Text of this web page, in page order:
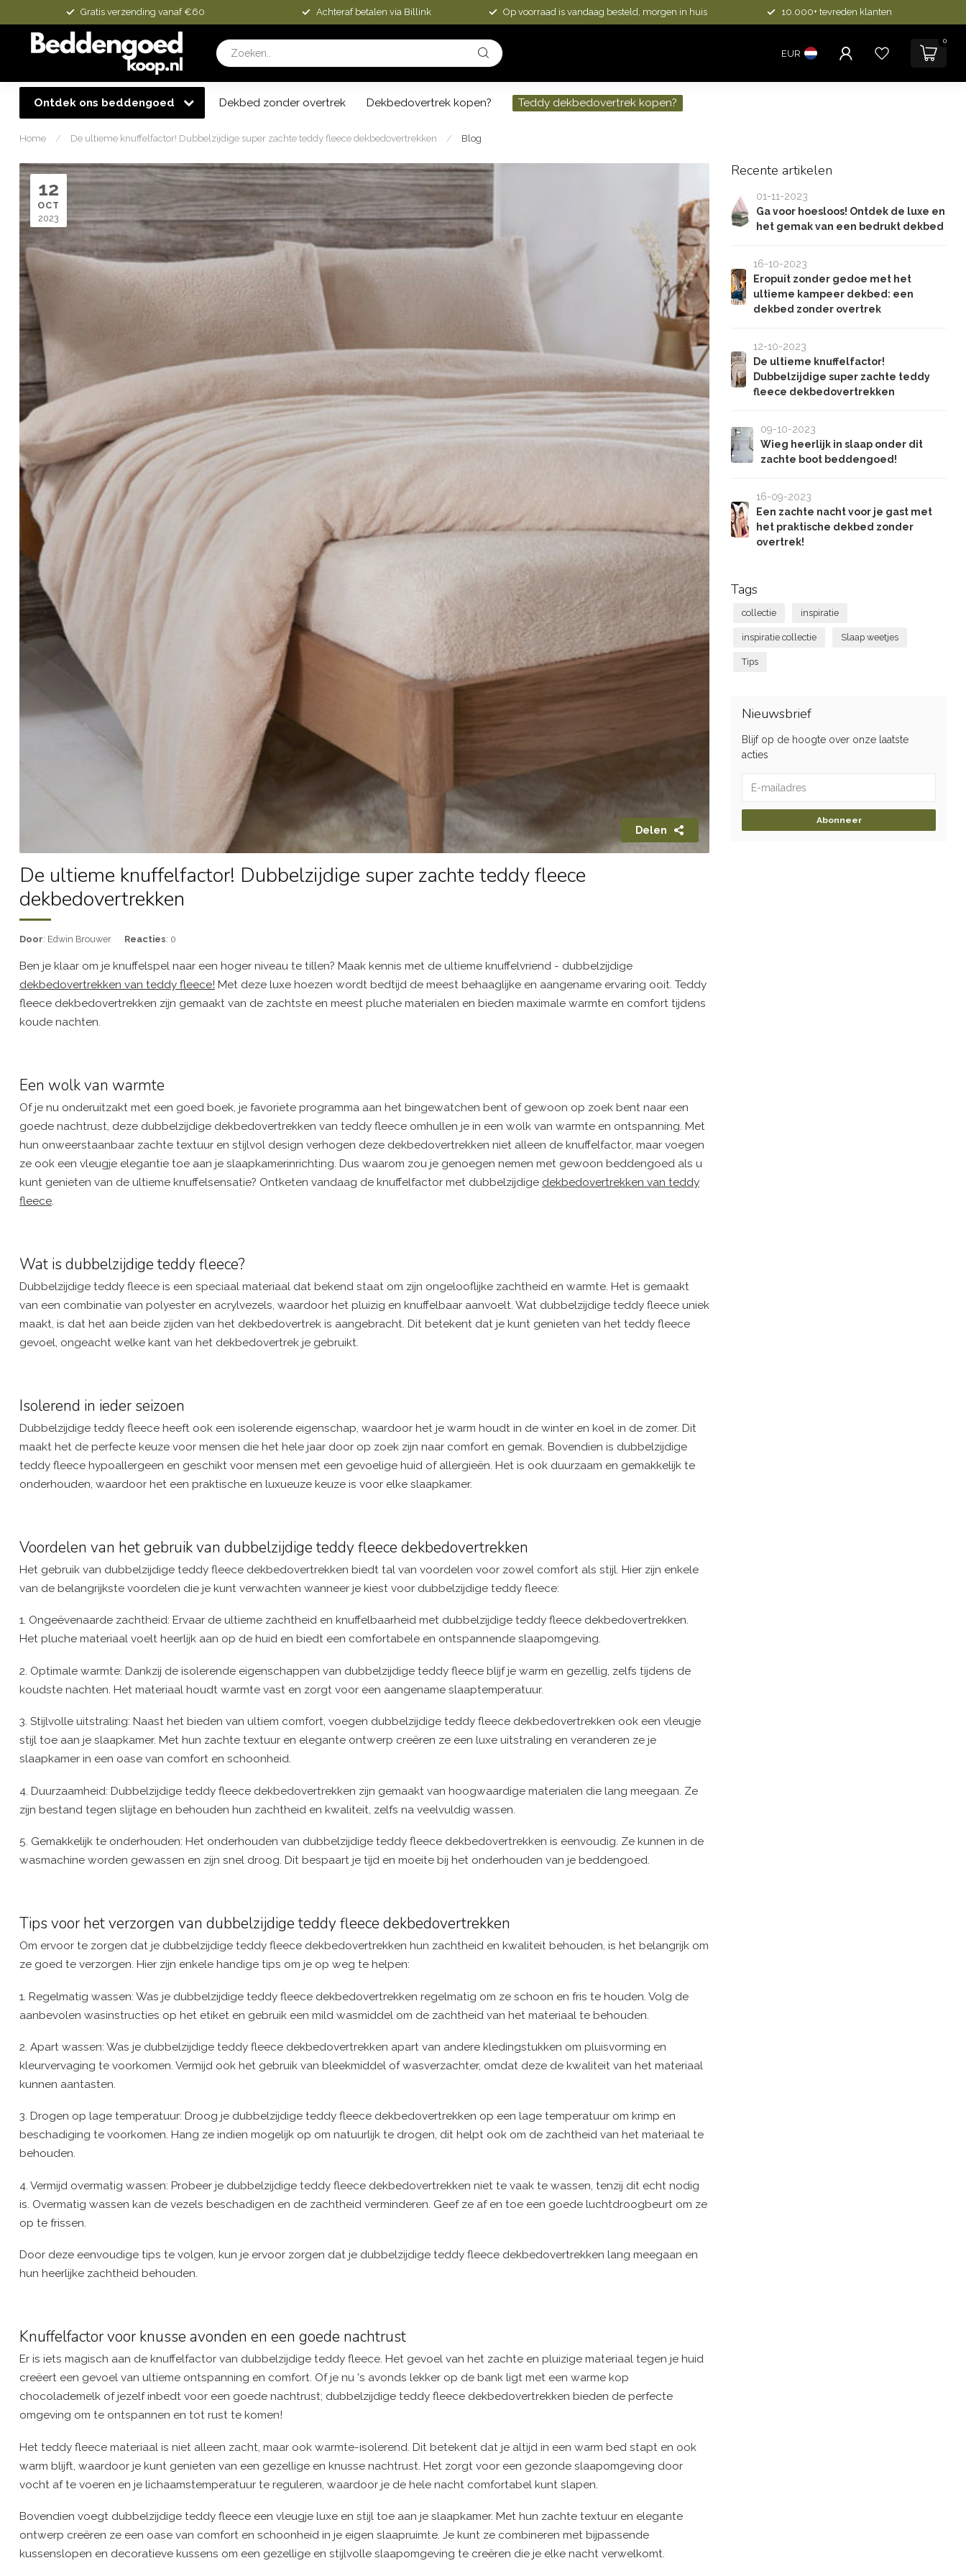
Gratis verzending vanaf €60 Achteraf betalen via Billink Op voorraad is vandaag besteld, morgen in huis 10.000+ tevreden klanten
EUR
0
Ontdek ons beddengoed Dekbed zonder overtrek Dekbedovertrek kopen? Teddy dekbedovertrek kopen?
Home / De ultieme knuffelfactor! Dubbelzijdige super zachte teddy fleece dekbedovertrekken / Blog
12
OCT
2023
Delen
De ultieme knuffelfactor! Dubbelzijdige super zachte teddy fleece
dekbedovertrekken
Door: Edwin Brouwer Reacties: 0
Ben je klaar om je knuffelspel naar een hoger niveau te tillen? Maak kennis met de ultieme knuffelvriend - dubbelzijdige
dekbedovertrekken van teddy fleece! Met deze luxe hoezen wordt bedtijd de meest behaaglijke en aangename ervaring ooit. Teddy
fleece dekbedovertrekken zijn gemaakt van de zachtste en meest pluche materialen en bieden maximale warmte en comfort tijdens
koude nachten.
Een wolk van warmte
Of je nu onderuitzakt met een goed boek, je favoriete programma aan het bingewatchen bent of gewoon op zoek bent naar een
goede nachtrust, deze dubbelzijdige dekbedovertrekken van teddy fleece omhullen je in een wolk van warmte en ontspanning. Met
hun onweerstaanbaar zachte textuur en stijlvol design verhogen deze dekbedovertrekken niet alleen de knuffelfactor, maar voegen
ze ook een vleugje elegantie toe aan je slaapkamerinrichting. Dus waarom zou je genoegen nemen met gewoon beddengoed als u
kunt genieten van de ultieme knuffelsensatie? Ontketen vandaag de knuffelfactor met dubbelzijdige dekbedovertrekken van teddy
fleece.
Wat is dubbelzijdige teddy fleece?
Dubbelzijdige teddy fleece is een speciaal materiaal dat bekend staat om zijn ongelooflijke zachtheid en warmte. Het is gemaakt
van een combinatie van polyester en acrylvezels, waardoor het pluizig en knuffelbaar aanvoelt. Wat dubbelzijdige teddy fleece uniek
maakt, is dat het aan beide zijden van het dekbedovertrek is aangebracht. Dit betekent dat je kunt genieten van het teddy fleece
gevoel, ongeacht welke kant van het dekbedovertrek je gebruikt.
Isolerend in ieder seizoen
Dubbelzijdige teddy fleece heeft ook een isolerende eigenschap, waardoor het je warm houdt in de winter en koel in de zomer. Dit
maakt het de perfecte keuze voor mensen die het hele jaar door op zoek zijn naar comfort en gemak. Bovendien is dubbelzijdige
teddy fleece hypoallergeen en geschikt voor mensen met een gevoelige huid of allergieën. Het is ook duurzaam en gemakkelijk te
onderhouden, waardoor het een praktische en luxueuze keuze is voor elke slaapkamer.
Voordelen van het gebruik van dubbelzijdige teddy fleece dekbedovertrekken
Het gebruik van dubbelzijdige teddy fleece dekbedovertrekken biedt tal van voordelen voor zowel comfort als stijl. Hier zijn enkele
van de belangrijkste voordelen die je kunt verwachten wanneer je kiest voor dubbelzijdige teddy fleece:
1. Ongeëvenaarde zachtheid: Ervaar de ultieme zachtheid en knuffelbaarheid met dubbelzijdige teddy fleece dekbedovertrekken.
Het pluche materiaal voelt heerlijk aan op de huid en biedt een comfortabele en ontspannende slaapomgeving.
2. Optimale warmte: Dankzij de isolerende eigenschappen van dubbelzijdige teddy fleece blijf je warm en gezellig, zelfs tijdens de
koudste nachten. Het materiaal houdt warmte vast en zorgt voor een aangename slaaptemperatuur.
3. Stijlvolle uitstraling: Naast het bieden van ultiem comfort, voegen dubbelzijdige teddy fleece dekbedovertrekken ook een vleugje
stijl toe aan je slaapkamer. Met hun zachte textuur en elegante ontwerp creëren ze een luxe uitstraling en veranderen ze je
slaapkamer in een oase van comfort en schoonheid.
4. Duurzaamheid: Dubbelzijdige teddy fleece dekbedovertrekken zijn gemaakt van hoogwaardige materialen die lang meegaan. Ze
zijn bestand tegen slijtage en behouden hun zachtheid en kwaliteit, zelfs na veelvuldig wassen.
5. Gemakkelijk te onderhouden: Het onderhouden van dubbelzijdige teddy fleece dekbedovertrekken is eenvoudig. Ze kunnen in de
wasmachine worden gewassen en zijn snel droog. Dit bespaart je tijd en moeite bij het onderhouden van je beddengoed.
Tips voor het verzorgen van dubbelzijdige teddy fleece dekbedovertrekken
Om ervoor te zorgen dat je dubbelzijdige teddy fleece dekbedovertrekken hun zachtheid en kwaliteit behouden, is het belangrijk om
ze goed te verzorgen. Hier zijn enkele handige tips om je op weg te helpen:
1. Regelmatig wassen: Was je dubbelzijdige teddy fleece dekbedovertrekken regelmatig om ze schoon en fris te houden. Volg de
aanbevolen wasinstructies op het etiket en gebruik een mild wasmiddel om de zachtheid van het materiaal te behouden.
2. Apart wassen: Was je dubbelzijdige teddy fleece dekbedovertrekken apart van andere kledingstukken om pluisvorming en
kleurvervaging te voorkomen. Vermijd ook het gebruik van bleekmiddel of wasverzachter, omdat deze de kwaliteit van het materiaal
kunnen aantasten.
3. Drogen op lage temperatuur: Droog je dubbelzijdige teddy fleece dekbedovertrekken op een lage temperatuur om krimp en
beschadiging te voorkomen. Hang ze indien mogelijk op om natuurlijk te drogen, dit helpt ook om de zachtheid van het materiaal te
behouden.
4. Vermijd overmatig wassen: Probeer je dubbelzijdige teddy fleece dekbedovertrekken niet te vaak te wassen, tenzij dit echt nodig
is. Overmatig wassen kan de vezels beschadigen en de zachtheid verminderen. Geef ze af en toe een goede luchtdroogbeurt om ze
op te frissen.
Door deze eenvoudige tips te volgen, kun je ervoor zorgen dat je dubbelzijdige teddy fleece dekbedovertrekken lang meegaan en
hun heerlijke zachtheid behouden.
Knuffelfactor voor knusse avonden en een goede nachtrust
Er is iets magisch aan de knuffelfactor van dubbelzijdige teddy fleece. Het gevoel van het zachte en pluizige materiaal tegen je huid
creëert een gevoel van ultieme ontspanning en comfort. Of je nu 's avonds lekker op de bank ligt met een warme kop
chocolademelk of jezelf inbedt voor een goede nachtrust; dubbelzijdige teddy fleece dekbedovertrekken bieden de perfecte
omgeving om te ontspannen en tot rust te komen!
Het teddy fleece materiaal is niet alleen zacht, maar ook warmte-isolerend. Dit betekent dat je altijd in een warm bed stapt en ook
warm blijft, waardoor je kunt genieten van een gezellige en knusse nachtrust. Het zorgt voor een gezonde slaapomgeving door
vocht af te voeren en je lichaamstemperatuur te reguleren, waardoor je de hele nacht comfortabel kunt slapen.
Bovendien voegt dubbelzijdige teddy fleece een vleugje luxe en stijl toe aan je slaapkamer. Met hun zachte textuur en elegante
ontwerp creëren ze een oase van comfort en schoonheid in je eigen slaapruimte. Je kunt ze combineren met bijpassende
kussenslopen en decoratieve kussens om een ​​gezellige en stijlvolle slaapomgeving te creëren die je elke nacht verwelkomt.
Recente artikelen
01-11-2023
Ga voor hoesloos! Ontdek de luxe en
het gemak van een bedrukt dekbed
16-10-2023
Eropuit zonder gedoe met het
ultieme kampeer dekbed: een
dekbed zonder overtrek
12-10-2023
De ultieme knuffelfactor!
Dubbelzijdige super zachte teddy
fleece dekbedovertrekken
09-10-2023
Wieg heerlijk in slaap onder dit
zachte boot beddengoed!
16-09-2023
Een zachte nacht voor je gast met
het praktische dekbed zonder
overtrek!
Tags
collectie inspiratie
inspiratie collectie Slaap weetjes
Tips
Nieuwsbrief
Blijf op de hoogte over onze laatste
acties
Abonneer